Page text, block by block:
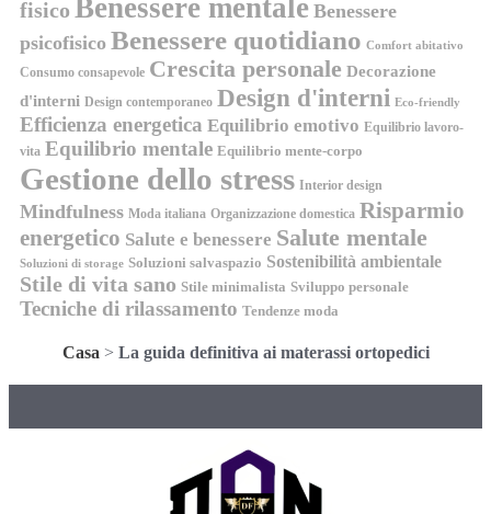
fisico Benessere mentale Benessere
psicofisico Benessere quotidiano Comfort abitativo
Consumo consapevole Crescita personale Decorazione
d'interni Design contemporaneo Design d'interni Eco-friendly
Efficienza energetica Equilibrio emotivo Equilibrio lavoro-
vita Equilibrio mentale Equilibrio mente-corpo
Gestione dello stress Interior design
Mindfulness Moda italiana Organizzazione domestica Risparmio
energetico Salute e benessere Salute mentale
Soluzioni di storage Soluzioni salvaspazio Sostenibilità ambientale
Stile di vita sano Stile minimalista Sviluppo personale
Tecniche di rilassamento Tendenze moda
Casa > La guida definitiva ai materassi ortopedici